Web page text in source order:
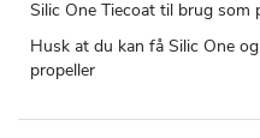
Silic One Tiecoat til brug som
Husk at du kan få Silic One
propeller